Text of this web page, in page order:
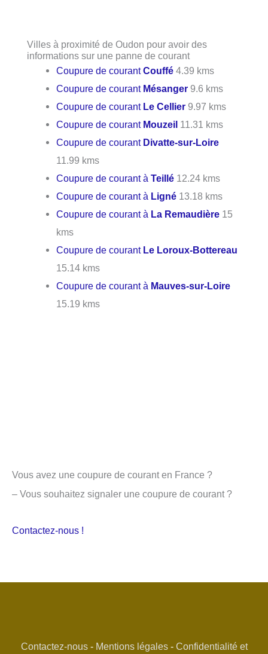
Villes à proximité de Oudon pour avoir des
informations sur une panne de courant
Coupure de courantCouffé 4.39 kms
Coupure de courant Mésanger 9.6 kms
Coupure de courant Le Cellier 9.97 kms
Coupure de courant Mouzeil 11.31 kms
Coupure de courant Divatte-sur-Loire
11.99 kms
Coupure de courant àTeillé 12.24 kms
Coupure de courant à Ligné 13.18 kms
Coupure de courant à La Remaudière 15
kms
Coupure de courant Le Loroux-Bottereau
15.14 kms
Coupure de courant à Mauves-sur-Loire
15.19 kms
Vous avez une coupure de courant en France ?
– Vous souhaitez signaler une coupure de courant ?
Contactez-nous !
Contactez-nous- Mentions légales- Confidentialité et